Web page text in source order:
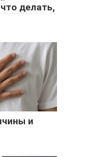
делать,
и